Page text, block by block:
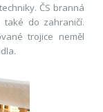
ČS branná
do zahraničí.
trojice neměl